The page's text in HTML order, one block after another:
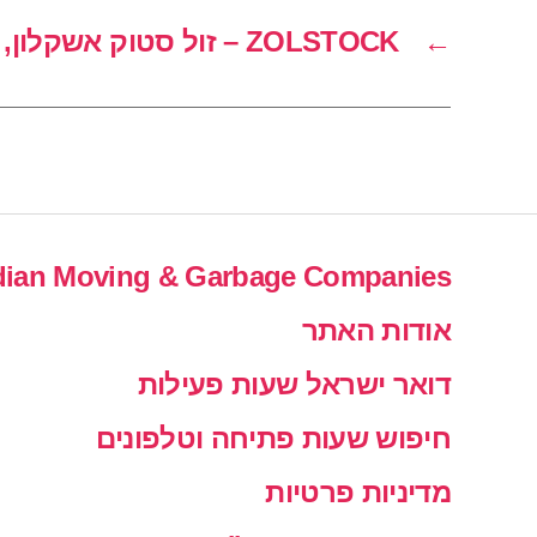
← ZOLSTOCK – זול סטוק אשקלון, רח' אלי כהן 21
Moving & Garbage Companies
אודות האתר
דואר ישראל שעות פעילות
חיפוש שעות פתיחה וטלפונים
מדיניות פרטיות